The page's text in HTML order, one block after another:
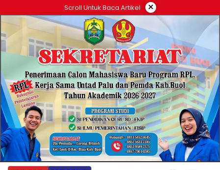
ke
konten
Scroll Untuk Baca Artikel ×